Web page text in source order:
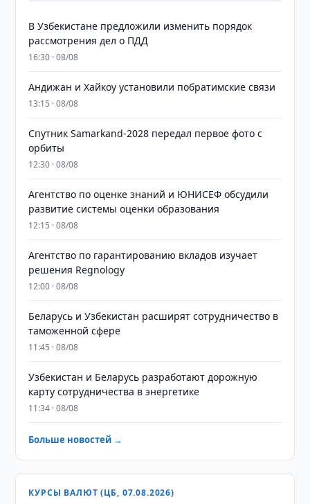
В Узбекистане предложили изменить порядок
рассмотрения дел о ПДД
16:30 · 08/08
Андижан и Хайкоу установили побратимские связи
13:15 · 08/08
Спутник Samarkand-2028 передал первое фото с
орбиты
12:30 · 08/08
Агентство по оценке знаний и ЮНИСЕФ обсудили
развитие системы оценки образования
12:15 · 08/08
Агентство по гарантированию вкладов изучает
решения Regnology
12:00 · 08/08
Беларусь и Узбекистан расширят сотрудничество в
таможенной сфере
11:45 · 08/08
Узбекистан и Беларусь разработают дорожную
карту сотрудничества в энергетике
11:34 · 08/08
Больше новостей →
КУРСЫ ВАЛЮТ (ЦБ, 07.08.2026)